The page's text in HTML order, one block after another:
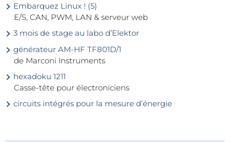
Embarquez Linux ! (5)
E/S, CAN, PWM, LAN & serveur web
3 mois de stage au labo d’Elektor
générateur AM-HF TF801D/1
de Marconi Instruments
hexadoku 1211
Casse-tête pour électroniciens
circuits intégrés pour la mesure d’énergie